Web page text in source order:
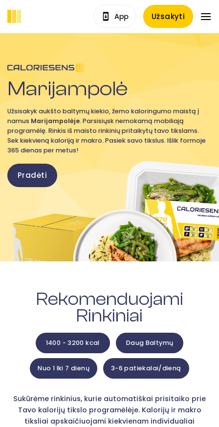
Užsakyti
Marijampolė
Užsisakyk aukšto baltymų kiekio, žemo kaloringumo maistą į
namus Marijampolėje. Parsisiųsk nemokamą mobiliają
programėlę. Rinkis iš maisto rinkinių pritaikytų tavo tikslams.
Sek kiekvieną kaloriją ir makro. Pasiek savo tikslus. Išlik formoje
365 dienas per metus!
Pradėti
Rekomenduojami
Rinkiniai
1400 - 3200 kcal Daug Baltymų
Nuo 1 Iki 7 dienų 3-6 patiekalai/dieną
Sukūrėme rinkinius, kurie automatiškai prisitaiko prie
Tavo kalorijų tikslo programėlėje. Kalorijų ir makro
tiksliai apskaičiuojami kiekvienam individualiai